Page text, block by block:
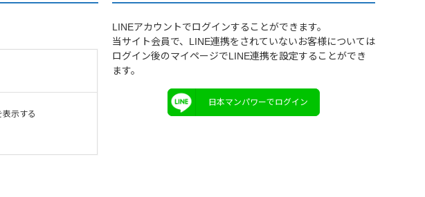
表示する
LINEアカウントでログインすることができます。
当サイト会員で、LINE連携をされていないお客様については
ログイン後のマイページでLINE連携を設定することができ
ます。
日本マンパワーでログイン